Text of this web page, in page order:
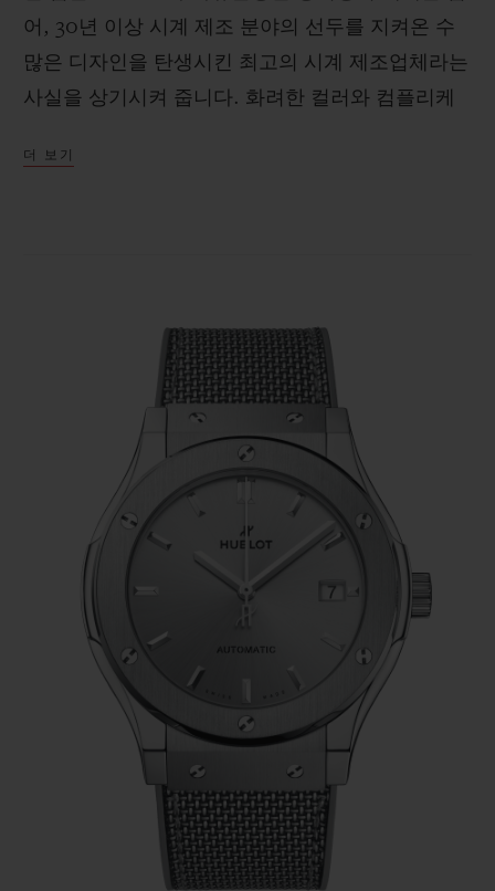
어, 30년 이상 시계 제조 분야의 선두를 지켜온 수
많은 디자인을 탄생시킨 최고의 시계 제조업체라는
사실을 상기시켜 줍니다. 화려한 컬러와 컴플리케
되는 아이코닉하고 시대를 초월한 시계로 남아있습
젤이 100% 티타늄이며, 첫 번째 제품은 42mm,
두 번째 제품은 45mm입니다. 두 모델 모두 정품
클래식 퓨전의 모든 특징을 갖추고 있습니다. 일체
형 스트랩, 새틴 브러시드 베젤, "H" 모양 6개의 기
능성 스크류, 러버 텍스처의 전용 스트랩, 3개의 중
앙 핸즈가 있는 고급스러운 날짜창이 배치된 선레
이 다이얼이 특징입니다.
안목이 높은 고객이라면 아마도 자신만이 알아볼
수 있는 미묘한 차이를 높이 평가할 것입니다. 두 모
델의 직경이 3mm(42mm와 45mm) 차이가 나기
때문에, Hublot는 각 모델에 적합한 칼리버를 장
착했습니다(첫 번째 모델의 두께는 10.4mm, 두
번째 모델은 10.95mm). 시계 수집가들의 마음을
사로잡는, 디테일에 대한 극도의 세심함이 반영된
세련미가 돋보입니다.
더 보기